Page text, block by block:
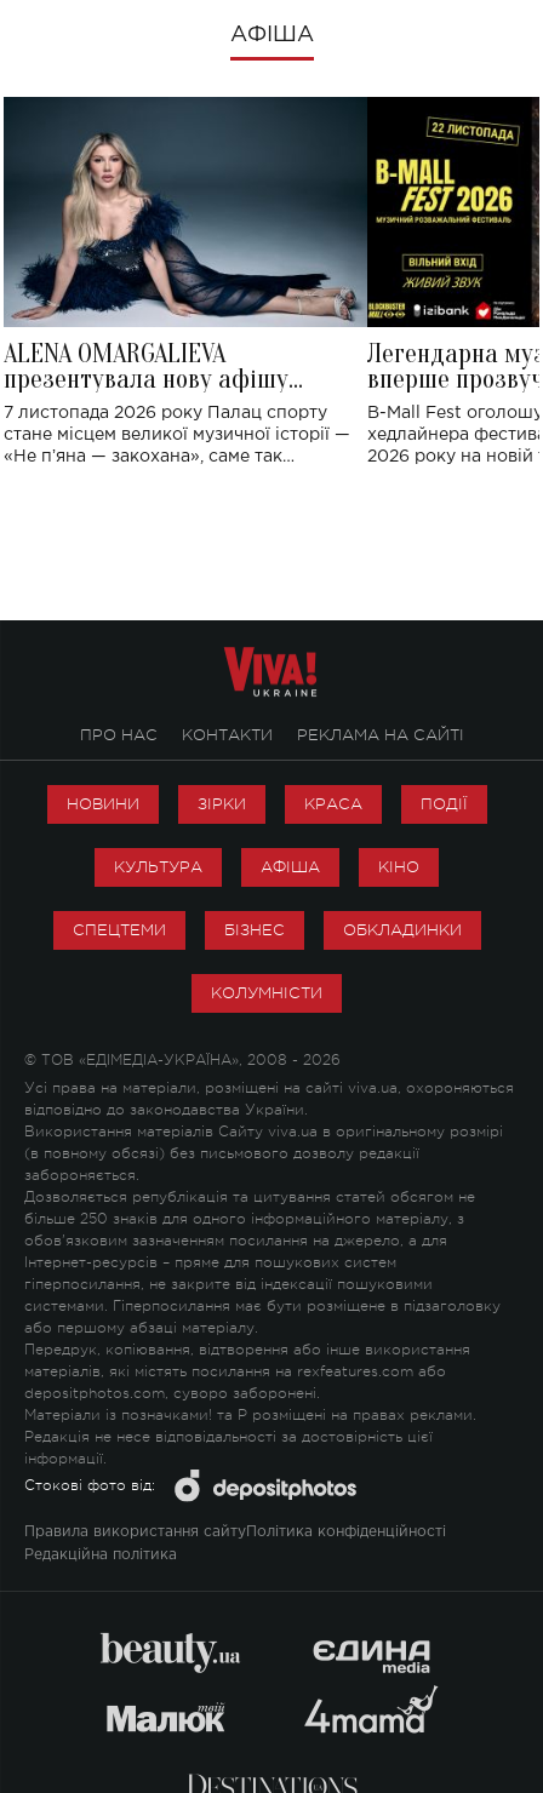
АФІША
ALENA OMARGALIEVA
презентувала нову афішу
великого концерту в Палаці
спорту
7 листопада 2026 року Палац спорту
стане місцем великої музичної історії —
«Не пʼяна — закохана», саме так
Легендарна
вперше
Україні: де
B-Mall Fest
хедлайнера
2026 року на новій
ПРО НАС КОНТАКТИ РЕКЛАМА НА САЙТІ
НОВИНИ ЗІРКИ КРАСА ПОДІЇ
КУЛЬТУРА АФІША КІНО
СПЕЦТЕМИ БІЗНЕС ОБКЛАДИНКИ
КОЛУМНІСТИ
© ТОВ «ЕДІМЕДІА-УКРАЇНА», 2008 - 2026
Усі права на матеріали, розміщені на сайті viva.ua, охороняються
відповідно до законодавства України.
Використання матеріалів Сайту viva.ua в оригінальному розмірі
(в повному обсязі) без письмового дозволу редакції
забороняється.
Дозволяється републікація та цитування статей обсягом не
більше 250 знаків для одного інформаційного матеріалу, з
обов'язковим зазначенням посилання на джерело, а для
Інтернет-ресурсів – пряме для пошукових систем
гіперпосилання, не закрите від індексації пошуковими
системами. Гіперпосилання має бути розміщене в підзаголовку
або першому абзаці матеріалу.
Передрук, копіювання, відтворення або інше використання
матеріалів, які містять посилання на rexfeatures.com або
depositphotos.com, суворо заборонені.
Матеріали із позначками! та P розміщені на правах реклами.
Редакція не несе відповідальності за достовірність цієї
інформації.
Стокові фото від:
Правила використання сайту Політика конфіденційності
Редакційна політика